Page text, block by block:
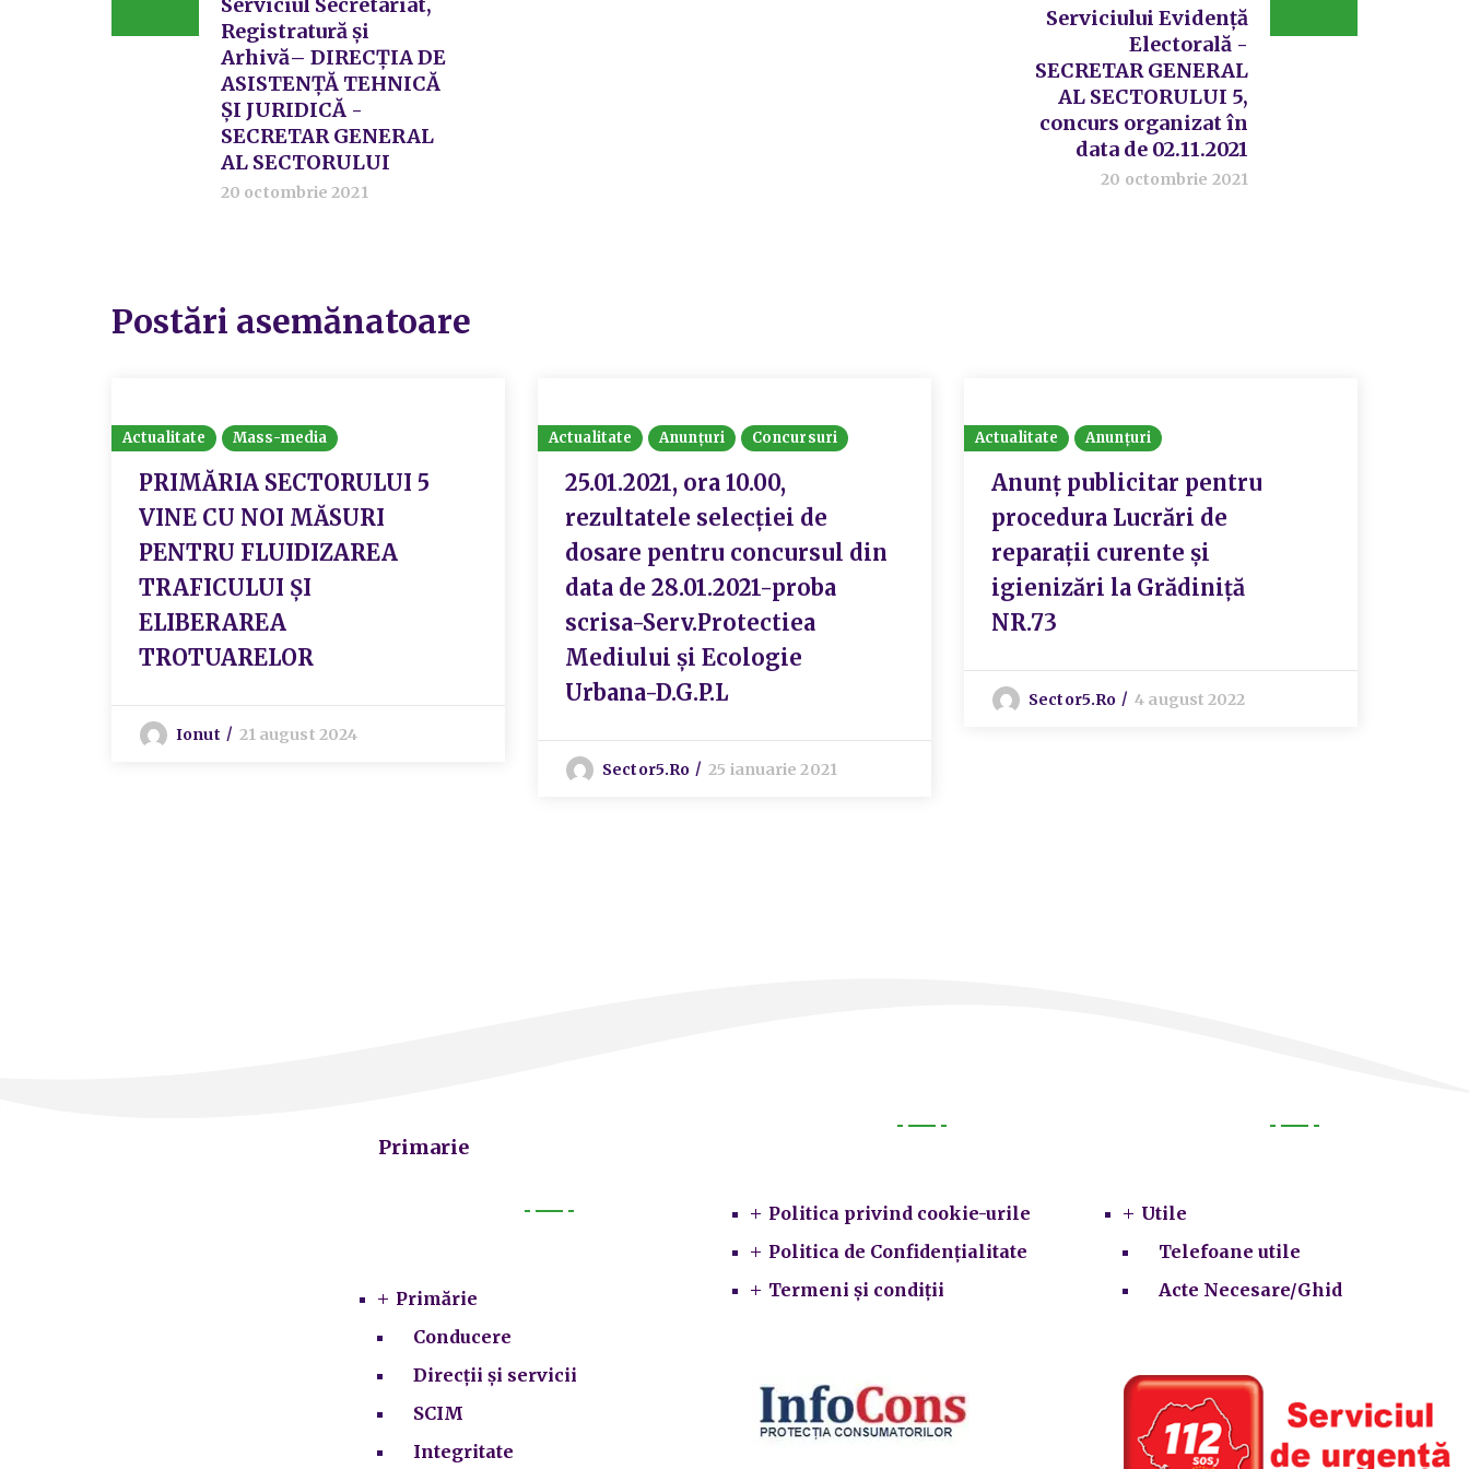
Registratură și
Arhivă– DIRECȚIA DE
ASISTENȚĂ TEHNICĂ
ȘI JURIDICĂ -
SECRETAR GENERAL
AL SECTORULUI
20 octombrie 2021
Serviciului Evidență
Electorală -
SECRETAR GENERAL
AL SECTORULUI 5,
concurs organizat în
data de 02.11.2021
20 octombrie 2021
Postări asemănatoare
Actualitate Mass-media
PRIMĂRIA SECTORULUI 5
VINE CU NOI MĂSURI
PENTRU FLUIDIZAREA
TRAFICULUI ȘI
ELIBERAREA
TROTUARELOR
Ionut 21 august 2024
Actualitate Anunțuri Concursuri
25.01.2021, ora 10.00,
rezultatele selecției de
dosare pentru concursul din
data de 28.01.2021-proba
scrisa-Serv.Protectiea
Mediului și Ecologie
Urbana-D.G.P.L
Sector5.ro 25 ianuarie 2021
Actualitate Anunțuri
Anunț publicitar pentru
procedura Lucrări de
reparații curente și
igienizări la Grădiniță
NR.73
Sector5.ro 4 august 2022
Primarie
Primărie
Conducere
Direcții și servicii
SCIM
Integritate
Politica privind cookie-urile
Politica de Confidențialitate
Termeni și condiții
Utile
Telefoane utile
Acte Necesare/Ghid